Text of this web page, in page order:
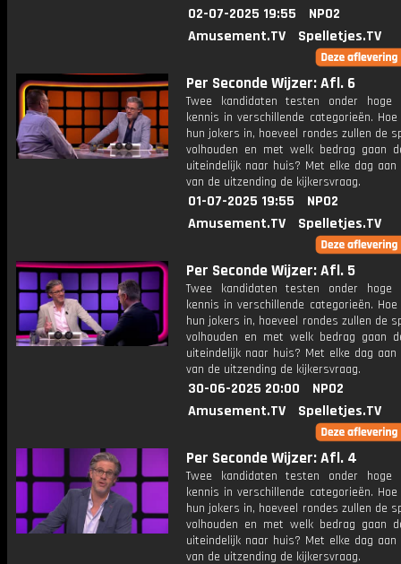
02-07-2025 19:55
NPO2
Amusement.TV
Spelletjes.TV
Per Seconde Wijzer: Afl. 6
Twee kandidaten testen onder hoge
kennis in verschillende categorieën.
hun jokers in, hoeveel rondes zullen de
volhouden en met welk bedrag gaan
uiteindelijk naar huis? Met elke dag
van de uitzending de kijkersvraag.
01-07-2025 19:55
NPO2
Amusement.TV
Spelletjes.TV
Per Seconde Wijzer: Afl. 5
Twee kandidaten testen onder hoge
kennis in verschillende categorieën.
hun jokers in, hoeveel rondes zullen de
volhouden en met welk bedrag gaan
uiteindelijk naar huis? Met elke dag
van de uitzending de kijkersvraag.
30-06-2025 20:00
NPO2
Amusement.TV
Spelletjes.TV
Per Seconde Wijzer: Afl. 4
Twee kandidaten testen onder hoge
kennis in verschillende categorieën.
hun jokers in, hoeveel rondes zullen de
volhouden en met welk bedrag gaan
uiteindelijk naar huis? Met elke dag
van de uitzending de kijkersvraag.